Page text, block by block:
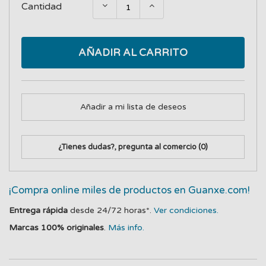
Cantidad
AÑADIR AL CARRITO
Añadir a mi lista de deseos
¿Tienes dudas?, pregunta al comercio(0)
¡Compra online miles de productos en Guanxe.com!
Entrega rápida desde 24/72 horas*. Ver condiciones.
Marcas 100% originales. Más info.